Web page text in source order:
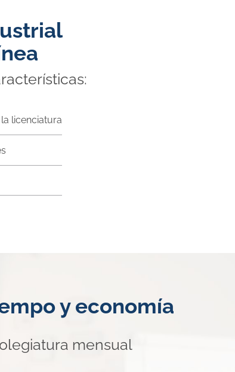
licenciatura
y economía
mensual